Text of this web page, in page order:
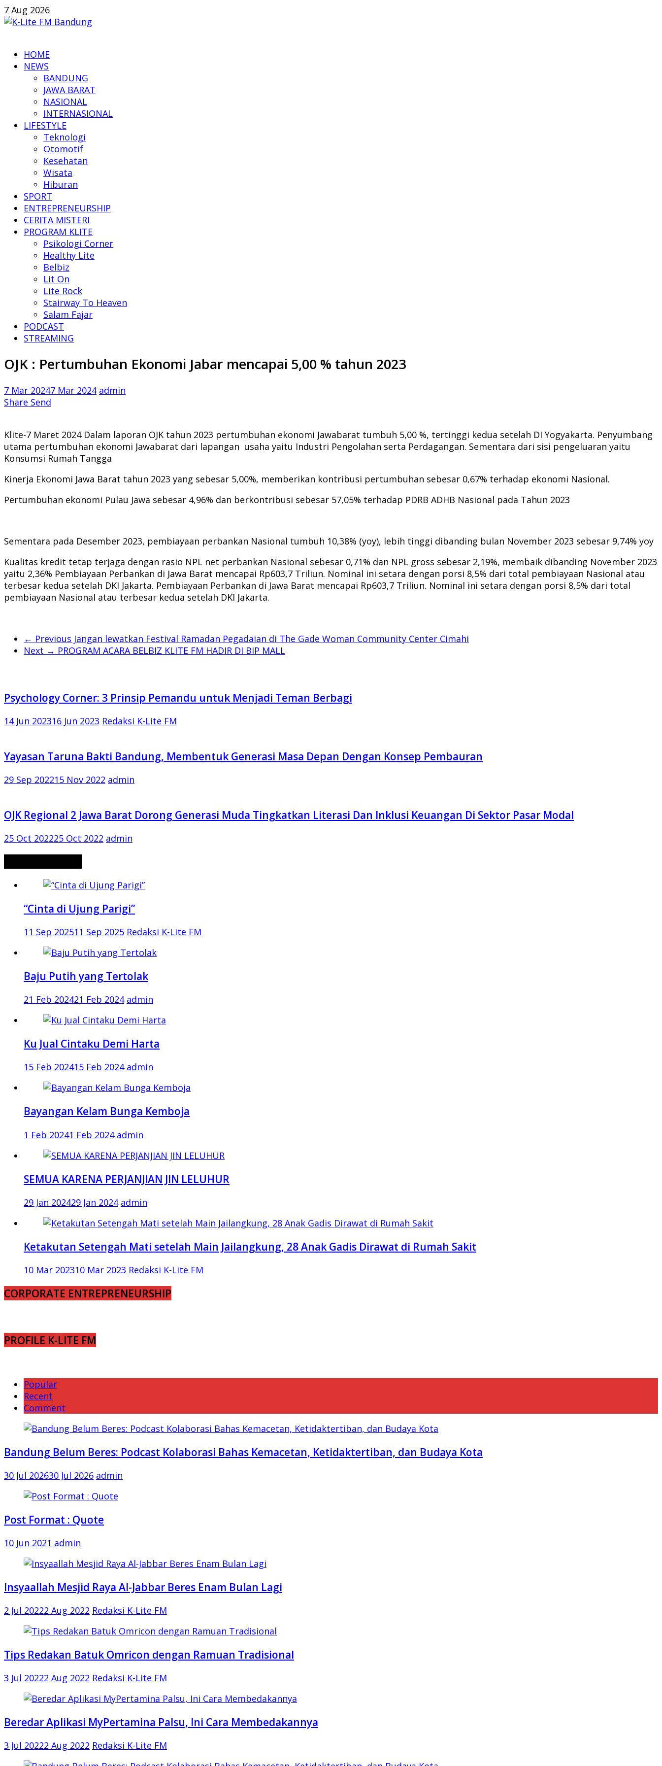
Skip
to
7 Aug 2026
Lite
Bandung
News
HOME
NEWS
BANDUNG
JAWA BARAT
NASIONAL
INTERNASIONAL
LIFESTYLE
Teknologi
Otomotif
Kesehatan
Wisata
Hiburan
SPORT
ENTREPRENEURSHIP
CERITA MISTERI
PROGRAM KLITE
Psikologi Corner
Healthy Lite
Belbiz
Lit On
Lite Rock
Stairway To Heaven
Salam Fajar
PODCAST
STREAMING
OJK : Pertumbuhan Ekonomi Jabar mencapai 5,00 % tahun 2023
7 Mar 20247 Mar 2024 admin
Share Send
Klite-7 Maret 2024 Dalam laporan OJK tahun 2023 pertumbuhan ekonomi Jawabarat tumbuh 5,00 %, tertinggi kedua setelah DI Yogyakarta. Penyumbang
utama pertumbuhan ekonomi Jawabarat dari lapangan usaha yaitu Industri Pengolahan serta Perdagangan. Sementara dari sisi pengeluaran yaitu
Konsumsi Rumah Tangga
Kinerja Ekonomi Jawa Barat tahun 2023 yang sebesar 5,00%, memberikan kontribusi pertumbuhan sebesar 0,67% terhadap ekonomi Nasional.
Pertumbuhan ekonomi Pulau Jawa sebesar 4,96% dan berkontribusi sebesar 57,05% terhadap PDRB ADHB Nasional pada Tahun 2023
Sementara pada Desember 2023, pembiayaan perbankan Nasional tumbuh 10,38% (yoy), lebih tinggi dibanding bulan November 2023 sebesar 9,74% yoy
Kualitas kredit tetap terjaga dengan rasio NPL net perbankan Nasional sebesar 0,71% dan NPL gross sebesar 2,19%, membaik dibanding November 2023
yaitu 2,36% Pembiayaan Perbankan di Jawa Barat mencapai Rp603,7 Triliun. Nominal ini setara dengan porsi 8,5% dari total pembiayaan Nasional atau
terbesar kedua setelah DKI Jakarta. Pembiayaan Perbankan di Jawa Barat mencapai Rp603,7 Triliun. Nominal ini setara dengan porsi 8,5% dari total
pembiayaan Nasional atau terbesar kedua setelah DKI Jakarta.
← Previous Jangan lewatkan Festival Ramadan Pegadaian di The Gade Woman Community Center Cimahi
Next → PROGRAM ACARA BELBIZ KLITE FM HADIR DI BIP MALL
Psychology Corner: 3 Prinsip Pemandu untuk Menjadi Teman Berbagi
14 Jun 202316 Jun 2023 Redaksi K-Lite FM
Yayasan Taruna Bakti Bandung, Membentuk Generasi Masa Depan Dengan Konsep Pembauran
29 Sep 202215 Nov 2022 admin
OJK Regional 2 Jawa Barat Dorong Generasi Muda Tingkatkan Literasi Dan Inklusi Keuangan Di Sektor Pasar Modal
25 Oct 202225 Oct 2022 admin
“Cinta di Ujung Parigi”
11 Sep 202511 Sep 2025 Redaksi K-Lite FM
Baju Putih yang Tertolak
21 Feb 202421 Feb 2024 admin
Ku Jual Cintaku Demi Harta
15 Feb 202415 Feb 2024 admin
Bayangan Kelam Bunga Kemboja
1 Feb 20241 Feb 2024 admin
SEMUA KARENA PERJANJIAN JIN LELUHUR
29 Jan 202429 Jan 2024 admin
Ketakutan Setengah Mati setelah Main Jailangkung, 28 Anak Gadis Dirawat di Rumah Sakit
10 Mar 202310 Mar 2023 Redaksi K-Lite FM
CORPORATE ENTREPRENEURSHIP
PROFILE K-LITE FM
Popular
Recent
Comment
Bandung Belum Beres: Podcast Kolaborasi Bahas Kemacetan, Ketidaktertiban, dan Budaya Kota
30 Jul 202630 Jul 2026 admin
Post Format : Quote
10 Jun 2021 admin
Insyaallah Mesjid Raya Al-Jabbar Beres Enam Bulan Lagi
2 Jul 20222 Aug 2022 Redaksi K-Lite FM
Tips Redakan Batuk Omricon dengan Ramuan Tradisional
3 Jul 20222 Aug 2022 Redaksi K-Lite FM
Beredar Aplikasi MyPertamina Palsu, Ini Cara Membedakannya
3 Jul 20222 Aug 2022 Redaksi K-Lite FM